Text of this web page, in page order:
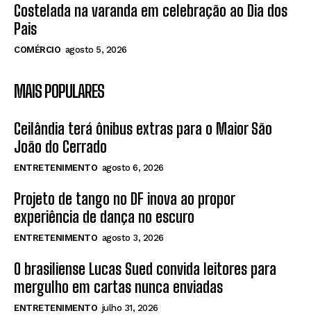
Costelada na varanda em celebração ao Dia dos
Pais
COMÉRCIO agosto 5, 2026
MAIS POPULARES
Ceilândia terá ônibus extras para o Maior São
João do Cerrado
ENTRETENIMENTO agosto 6, 2026
Projeto de tango no DF inova ao propor
experiência de dança no escuro
ENTRETENIMENTO agosto 3, 2026
O brasiliense Lucas Sued convida leitores para
mergulho em cartas nunca enviadas
ENTRETENIMENTO julho 31, 2026